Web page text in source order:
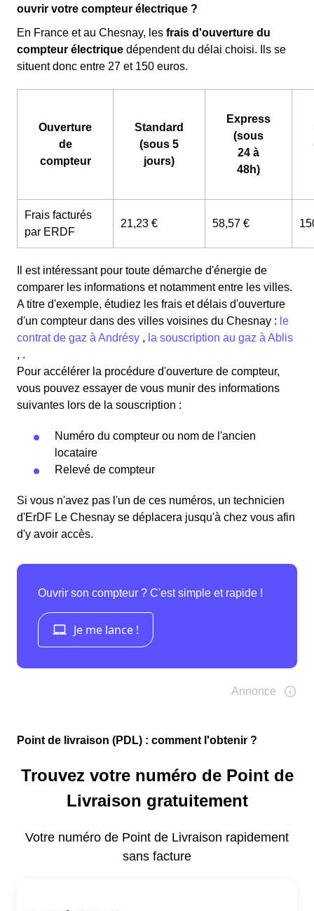
ouvrir votre compteur électrique ?
En France et au Chesnay, les frais d'ouverture du
compteur électrique dépendent du délai choisi. Ils se
situent donc entre 27 et 150 euros.
Ouverture
de
compteur
Standard
(sous 5
jours)
Express
(sous
24 à
48h)
Frais facturés
par ERDF
21,23 € 58,57 €
Il est intéressant pour toute démarche d'énergie de
comparer les informations et notamment entre les villes.
A titre d'exemple, étudiez les frais et délais d'ouverture
d'un compteur dans des villes voisines du Chesnay : le
contrat de gaz à Andrésy , la souscription au gaz à Ablis
, .
Pour accélérer la procédure d'ouverture de compteur,
vous pouvez essayer de vous munir des informations
suivantes lors de la souscription :
Numéro du compteur ou nom de l'ancien
locataire
Relevé de compteur
Si vous n'avez pas l'un de ces numéros, un technicien
d'ErDF Le Chesnay se déplacera jusqu'à chez vous afin
d'y avoir accès.
Point de livraison (PDL) : comment l'obtenir ?